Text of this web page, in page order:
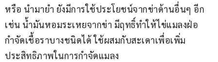
หรือ นำมายำ ยังมีการใช้ประโยชน์จากข่าด้านอื่นๆ อีก
เช่น น้ำมันหอมระเหยจากข่า มีฤทธิ์ทำให้ไข่แมลงฝ่อ
กำจัดเชื้อราบางชนิดได้ ใช้ผสมกับสะเดาเพื่อเพิ่ม
ประสิทธิภาพในการกำจัดแมลง